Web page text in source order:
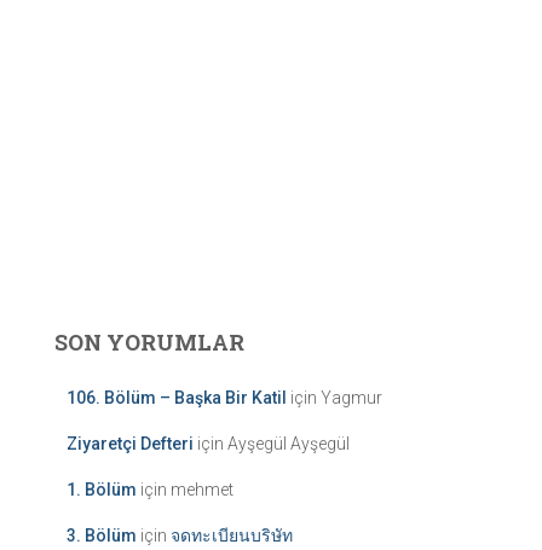
SON YORUMLAR
106. Bölüm – Başka Bir Katil için Yagmur
Ziyaretçi Defteri için Ayşegül Ayşegül
1. Bölüm için mehmet
3. Bölüm için จดทะเบียนบริษัท